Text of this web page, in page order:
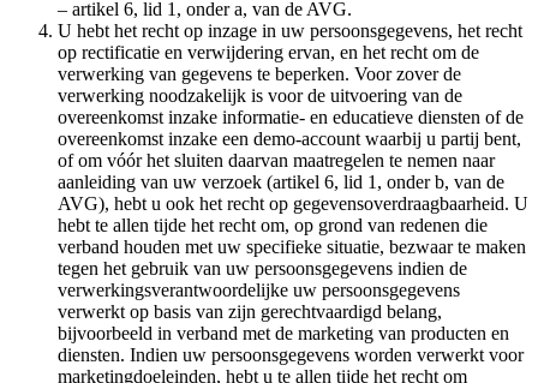
– artikel 6, lid 1, onder a, van de AVG.
U hebt het recht op inzage in uw persoonsgegevens, het recht
op rectificatie en verwijdering ervan, en het recht om de
verwerking van gegevens te beperken. Voor zover de
verwerking noodzakelijk is voor de uitvoering van de
overeenkomst inzake informatie- en educatieve diensten of de
overeenkomst inzake een demo-account waarbij u partij bent,
of om vóór het sluiten daarvan maatregelen te nemen naar
aanleiding van uw verzoek (artikel 6, lid 1, onder b, van de
AVG), hebt u ook het recht op gegevensoverdraagbaarheid. U
hebt te allen tijde het recht om, op grond van redenen die
verband houden met uw specifieke situatie, bezwaar te maken
tegen het gebruik van uw persoonsgegevens indien de
verwerkingsverantwoordelijke uw persoonsgegevens
verwerkt op basis van zijn gerechtvaardigd belang,
bijvoorbeeld in verband met de marketing van producten en
diensten. Indien uw persoonsgegevens worden verwerkt voor
marketingdoeleinden, hebt u te allen tijde het recht om